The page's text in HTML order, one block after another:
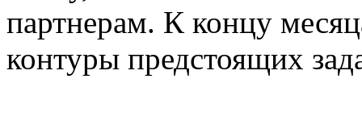
партнерам. К концу
контуры предстоящих